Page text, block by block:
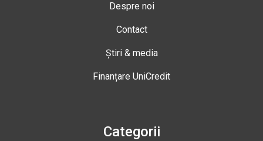
Despre noi
Contact
Știri & media
Finanțare UniCredit
Categorii